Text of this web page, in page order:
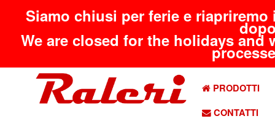
Siamo chiusi per ferie e
We are closed for the holidays
PRODOTTI
CONTATTI